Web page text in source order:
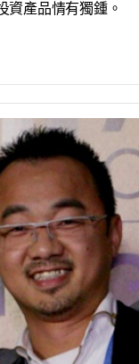
資產品情有獨鍾。